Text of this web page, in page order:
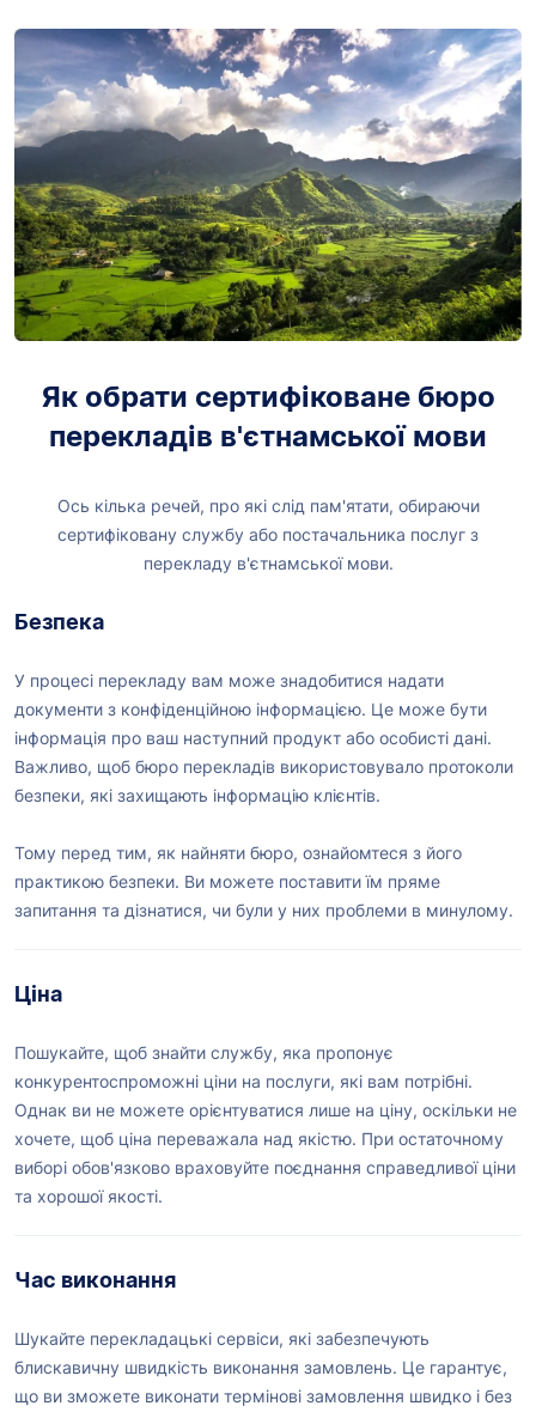
Як обрати сертифіковане бюро
перекладів в'єтнамської мови
Ось кілька речей, про які слід пам'ятати, обираючи
сертифіковану службу або постачальника послуг з
перекладу в'єтнамської мови.
Безпека
У процесі перекладу вам може знадобитися надати
документи з конфіденційною інформацією. Це може бути
інформація про ваш наступний продукт або особисті дані.
Важливо, щоб бюро перекладів використовувало протоколи
безпеки, які захищають інформацію клієнтів.
Тому перед тим, як найняти бюро, ознайомтеся з його
практикою безпеки. Ви можете поставити їм пряме
запитання та дізнатися, чи були у них проблеми в минулому.
Ціна
Пошукайте, щоб знайти службу, яка пропонує
конкурентоспроможні ціни на послуги, які вам потрібні.
Однак ви не можете орієнтуватися лише на ціну, оскільки не
хочете, щоб ціна переважала над якістю. При остаточному
виборі обов'язково враховуйте поєднання справедливої ціни
та хорошої якості.
Час виконання
Шукайте перекладацькі сервіси, які забезпечують
блискавичну швидкість виконання замовлень. Це гарантує,
що ви зможете виконати термінові замовлення швидко і без